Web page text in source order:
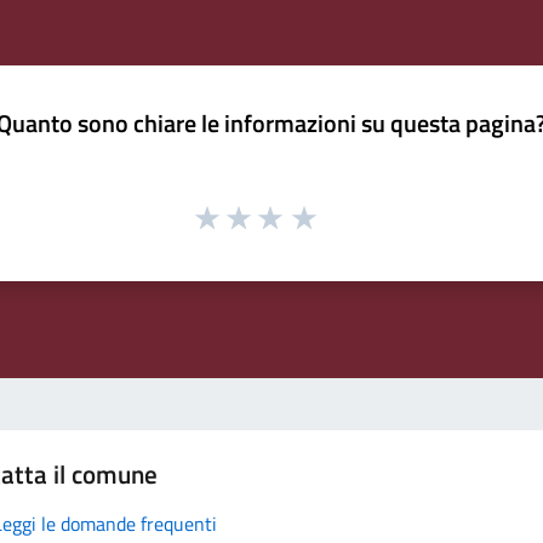
sono chiare le informazioni su questa
il comune
le domande frequenti